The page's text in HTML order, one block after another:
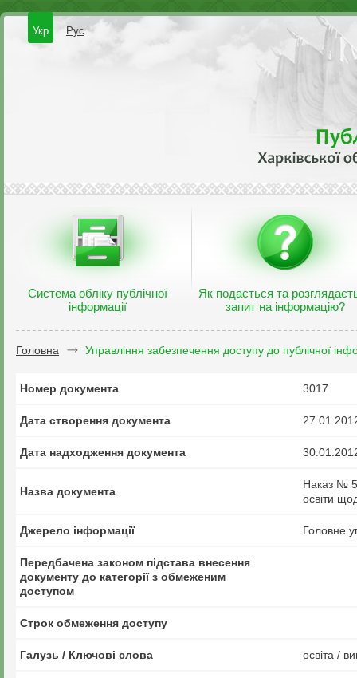
Укр Рус
Система обліку публічної
інформації
Як подається та
запит на інформацію?
Головна Управління забезпечення доступу до публічної
Номер документа 3017
Дата створення документа
Дата надходження документа
Назва документа
Наказ №
освіти
Джерело інформації Головне
Передбачена законом підстава внесення
документу до категорії з обмеженим
доступом
Строк обмеження доступу
Галузь / Ключові слова освіта /